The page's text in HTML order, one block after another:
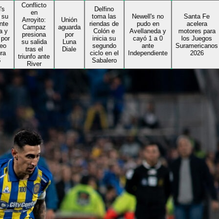
en
salida
el
ante
River
Unión
aguarda
por
Luna
Diale
toma las
riendas de
Colón e
inicia su
segundo
ciclo en el
Newell's no
pudo en
Avellaneda y
cayó 1 a 0
ante
Independiente
Santa Fe
motores para
los Juegos
Suramericanos
2026